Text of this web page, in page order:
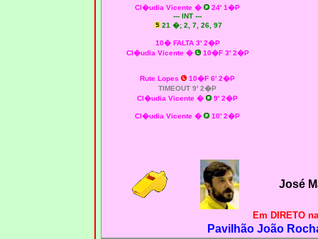
Cl�udia Vicente �
24' 1�P
--- INT ---
21 �; 2, 7, 26, 97
10� FALTA 3' 2�P
Cl�udia Vicente �
10�F 3' 2�P
Rute Lopes
10�F 6' 2�P
TIMEOUT 9' 2�P
Cl�udia Vicente �
9' 2�P
Cl�udia Vicente � 10' 2�P
José
Em DIRETO
Pavilhão João